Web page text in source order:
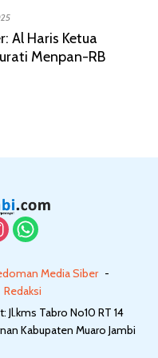
Al Haris Ketua
Menpan-RB
Media Siber
Redaksi
Jl.kms Tabro No10 RT 14
Kabupaten Muaro Jambi